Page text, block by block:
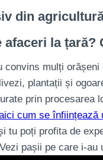
din
afaceri la țară?
convins mulți
plantații și
prin procesarea
cum se înființează
tu poți profita de
pașii pe care i-au